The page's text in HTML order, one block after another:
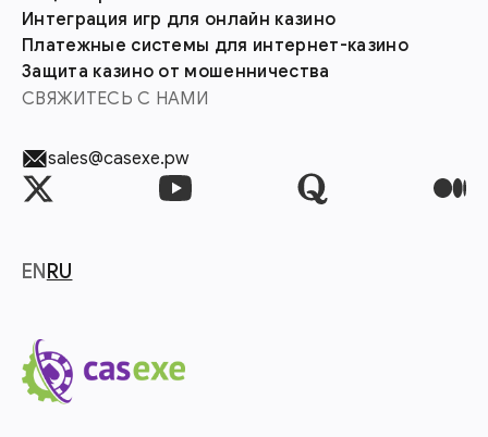
СВЯЖИТЕСЬ С НАМИ
sales@casexe.pw
EN RU
Интеграция игр для онлайн казино
Платежные системы для интернет-казино
Защита казино от мошенничества